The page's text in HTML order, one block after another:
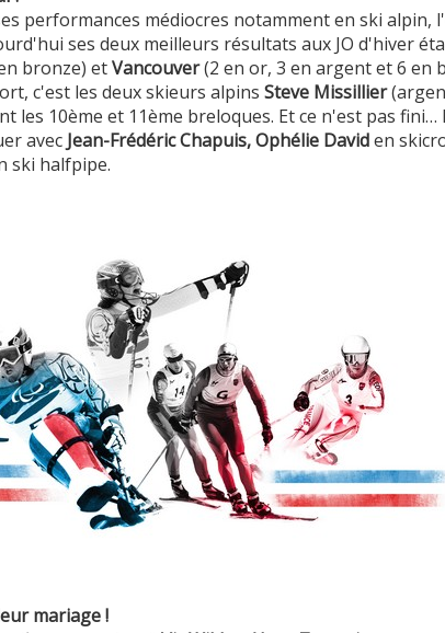
performances médiocres notamment en ski alpin,
ses deux meilleurs résultats aux JO d'hiver
bronze) etVancouver(2 en or, 3 en argent et 6 en
c'est les deux skieurs alpins Steve Missillier
les 10ème et 11ème breloques. Et ce n'est pas fini…
avec Jean-Frédéric Chapuis, Ophélie Daviden
ski halfpipe.
mariage !